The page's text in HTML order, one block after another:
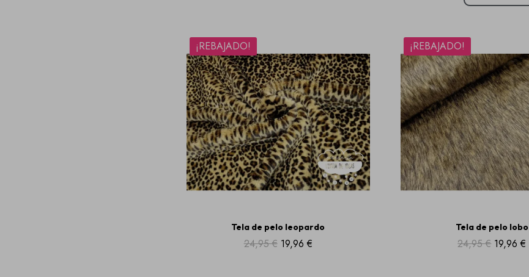
¡REBAJADO!
Tela de pelo leopardo
24,95 € 19,96 €
¡REBAJADO!
Tela de pelo lobo
24,95 € 19,96 €